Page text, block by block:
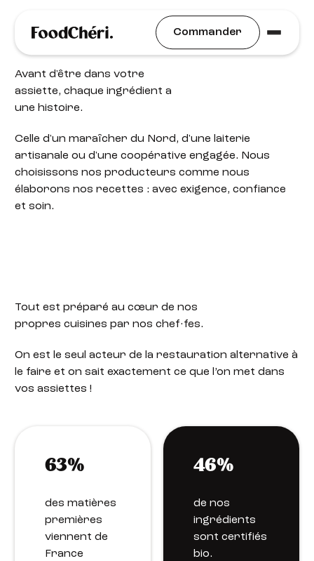
Commander
Nos producteurs
Avant d'être dans votre
assiette, chaque ingrédient a
une histoire.
Celle d'un maraîcher du Nord, d'une laiterie
artisanale ou d'une coopérative engagée. Nous
choisissons nos producteurs comme nous
élaborons nos recettes : avec exigence, confiance
et soin.
Tout est préparé au cœur de nos
propres cuisines par nos chef·fes.
On est le seul acteur de la restauration alternative à
le faire et on sait exactement ce que l’on met dans
vos assiettes !
63%
des matières
premières
viennent de
France
46%
de nos
ingrédients
sont certifiés
bio.